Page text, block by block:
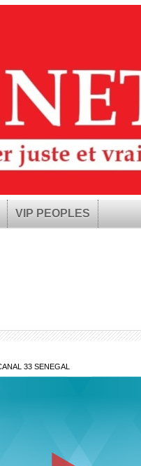
VIP PEOPLES
33 SENEGAL